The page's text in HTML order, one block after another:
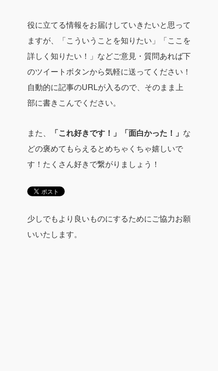
役に立てる情報をお届けしていきたいと思って
ますが、
「こういうことを知りたい」
「ここを
詳しく知りたい！」 などご意見・質問あれば下
のツイートボタンから気軽に送ってください！
自動的に記事のURLが入るので、そのまま上
部に書きこんでください。
また、 「これ好きです！」 「面白かった！」 な
どの褒めてもらえるとめちゃくちゃ嬉しいで
す！ たくさん好きで繋がりましょう！
少しでもより良いものにするためにご協力お願
いいたします。